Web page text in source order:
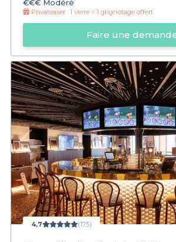
€€€ Modéré
Privateaser : 1 verre = 1 grignotage offert
Faire une
4,7 (175)